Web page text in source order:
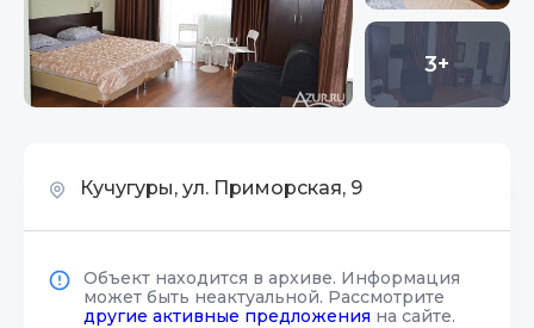
3+
Кучугуры, ул. Приморская, 9
Объект находится в архиве. Информация
может быть неактуальной. Рассмотрите
другие активные предложения на сайте.